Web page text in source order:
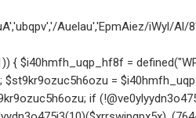
Auelau','EpmAiez/iWyl/
{ $i40hmfh_uqp_hf8f =
$st9kr9ozuc5h6ozu =
if